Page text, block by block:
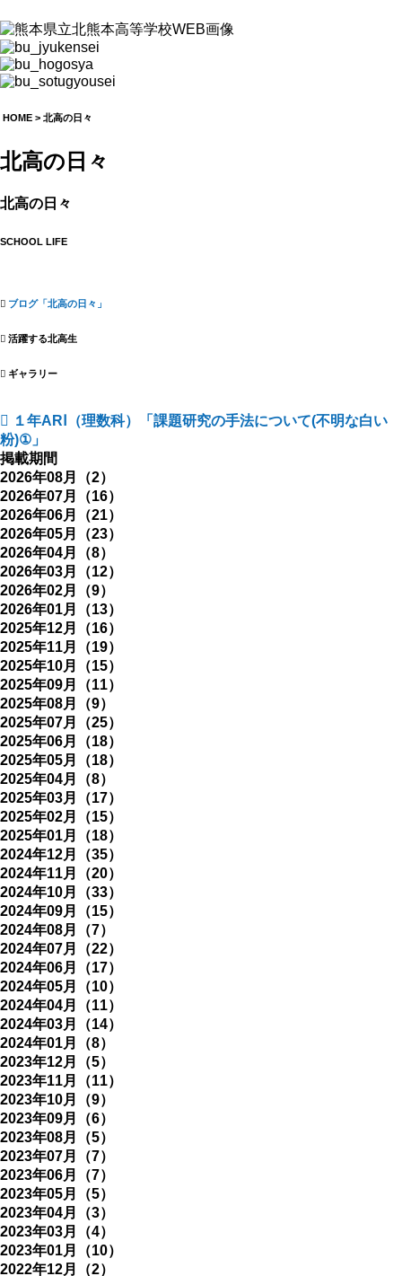
HOME > 北高の日々
北高の日々
北高の日々
SCHOOL LIFE
ブログ「北高の日々」
活躍する北高生
ギャラリー
１年ARⅠ（理数科）「課題研究の手法について(不明な白い
粉)①」
掲載期間
2026年08月（2）
2026年07月（16）
2026年06月（21）
2026年05月（23）
2026年04月（8）
2026年03月（12）
2026年02月（9）
2026年01月（13）
2025年12月（16）
2025年11月（19）
2025年10月（15）
2025年09月（11）
2025年08月（9）
2025年07月（25）
2025年06月（18）
2025年05月（18）
2025年04月（8）
2025年03月（17）
2025年02月（15）
2025年01月（18）
2024年12月（35）
2024年11月（20）
2024年10月（33）
2024年09月（15）
2024年08月（7）
2024年07月（22）
2024年06月（17）
2024年05月（10）
2024年04月（11）
2024年03月（14）
2024年01月（8）
2023年12月（5）
2023年11月（11）
2023年10月（9）
2023年09月（6）
2023年08月（5）
2023年07月（7）
2023年06月（7）
2023年05月（5）
2023年04月（3）
2023年03月（4）
2023年01月（10）
2022年12月（2）